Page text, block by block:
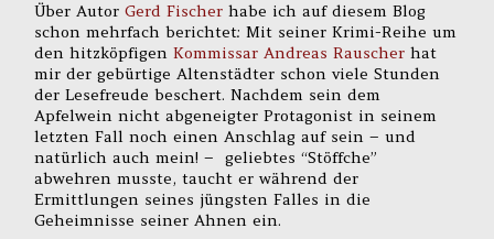
Über AutorGerd Fischer habe ich auf diesem Blog
schon mehrfach berichtet: Mit seiner Krimi-Reihe um
den hitzköpfigenKommissar Andreas Rauscher hat
mir der gebürtige Altenstädter schon viele Stunden
der Lesefreude beschert. Nachdem sein dem
Apfelwein nicht abgeneigter Protagonist in seinem
letzten Fall noch einen Anschlag auf sein – und
natürlich auch mein! – geliebtes “Stöffche”
abwehren musste, taucht er während der
Ermittlungen seines jüngsten Falles in die
Geheimnisse seiner Ahnen ein.